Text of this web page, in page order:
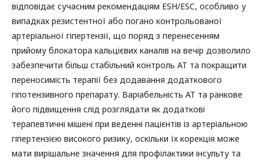
відповідає сучасним рекомендаціям ESH/ESC, особливо у
випадках резистентної або погано контрольованої
артеріальної гіпертензії, що поряд з перенесенням
прийому блокатора кальцієвих каналів на вечір дозволило
забезпечити більш стабільний контроль АТ та покращити
переносимість терапії без додавання додаткового
гіпотензивного препарату. Варіабельність АТ та ранкове
його підвищення слід розглядати як додаткові
терапевтичні мішені при веденні пацієнтів із артеріальною
гіпертензією високого ризику, оскільки їх корекція може
мати вирішальне значення для профілактики інсульту та